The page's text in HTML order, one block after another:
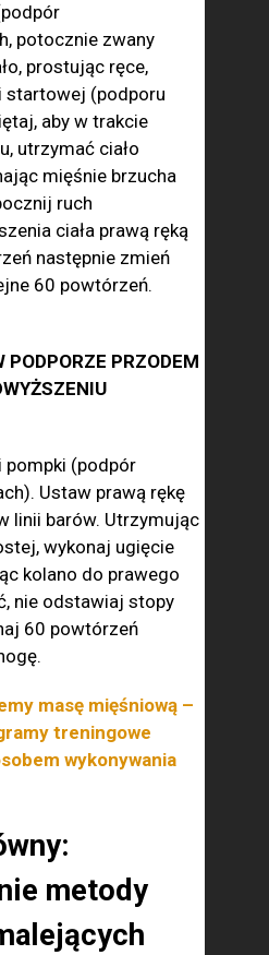
potocznie zwany
prostując ręce,
startowej (podporu
aby w trakcie
utrzymać ciało
mięśnie brzucha
ruch
ciała prawą ręką
następnie zmień
60 powtórzeń.
PODPORZE PRZODEM
pompki (podpór
Ustaw prawą rękę
linii barów. Utrzymując
wykonaj ugięcie
kolano do prawego
nie odstawiaj stopy
60 powtórzeń
masę mięśniową –
treningowe
wykonywania
metody